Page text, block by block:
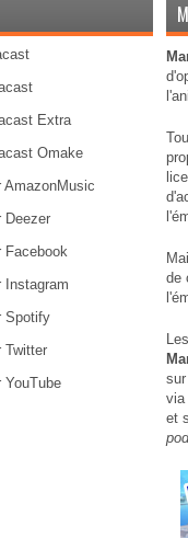
Extra
Omake
AmazonMusic
Deezer
Facebook
Instagram
Spotify
Twitter
YouTube
de
sur
via
et